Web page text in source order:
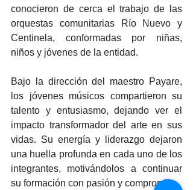
conocieron de cerca el trabajo de las
orquestas comunitarias Río Nuevo y
Centinela, conformadas por niñas,
niños y jóvenes de la entidad.
Bajo la dirección del maestro Payare,
los jóvenes músicos compartieron su
talento y entusiasmo, dejando ver el
impacto transformador del arte en sus
vidas. Su energía y liderazgo dejaron
una huella profunda en cada uno de los
integrantes, motivándolos a continuar
su formación con pasión y compromiso.